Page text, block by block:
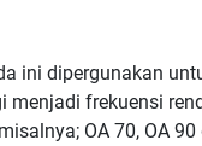
ini dipergunakan
menjadi frekuensi
OA 70, OA 90